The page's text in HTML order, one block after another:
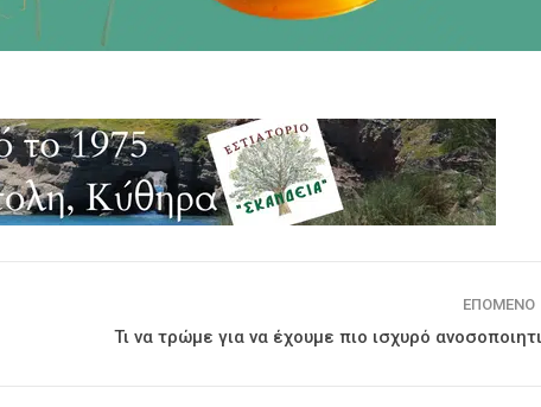
ΕΠΌΜΕΝΟ
Τι να τρώμε για να έχουμε πιο ισχυρό